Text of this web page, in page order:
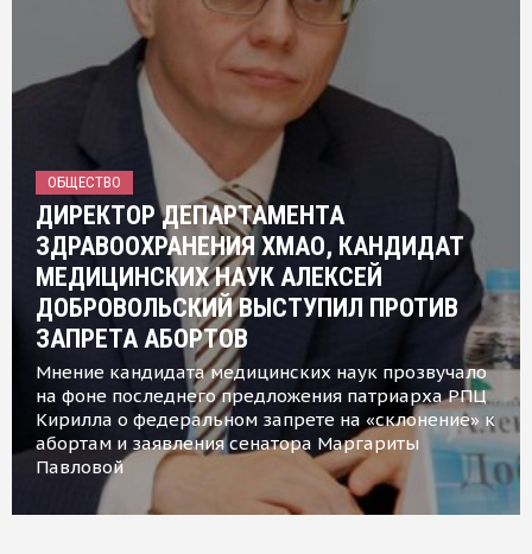
ОБЩЕСТВО
ДИРЕКТОР ДЕПАРТАМЕНТА
ЗДРАВООХРАНЕНИЯ ХМАО, КАНДИДАТ
МЕДИЦИНСКИХ НАУК АЛЕКСЕЙ
ДОБРОВОЛЬСКИЙ ВЫСТУПИЛ ПРОТИВ
ЗАПРЕТА АБОРТОВ
Мнение кандидата медицинских наук прозвучало
на фоне последнего предложения патриарха РПЦ
Кирилла о федеральном запрете на «склонение» к
абортам и заявления сенатора Маргариты
Павловой